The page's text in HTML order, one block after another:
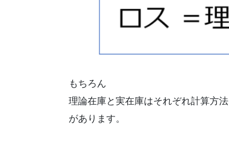
もちろん
理論在庫と実在庫はそれぞれ計算方法
があります。